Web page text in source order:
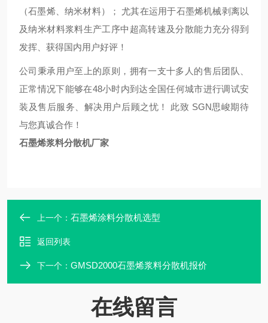
（石墨烯、纳米材料）； 尤其在运用于石墨烯机械剥离以
及纳米材料浆料生产工序中超高转速及分散能力充分得到
发挥、获得国内用户好评！
公司秉承用户至上的原则，拥有一支十多人的售后团队、
正常情况下能够在48小时内到达全国任何城市进行调试安
装及售后服务、解决用户后顾之忧！ 此致 SGN思峻期待
与您真诚合作！
石墨烯浆料分散机厂家
上一个： 石墨烯涂料分散机选型
返回列表
下一个： GMSD2000石墨烯浆料分散机报价
在线留言